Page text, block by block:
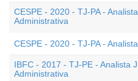
CESPE - 2020 - TJ-PA -
Administrativa
CESPE - 2020 - TJ-PA -
IBFC - 2017 - TJ-PE - Analista
Administrativa